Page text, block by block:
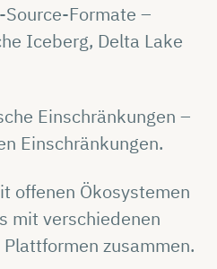
Formate –
Iceberg, Delta Lake
Einschränkungen –
Einschränkungen.
offenen Ökosystemen
mit verschiedenen
zusammen.